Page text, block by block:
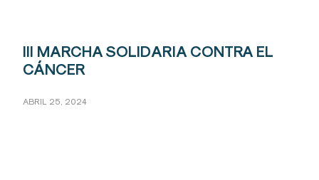
III MARCHA SOLIDARIA CONTRA EL
CÁNCER
ABRIL 25, 2024